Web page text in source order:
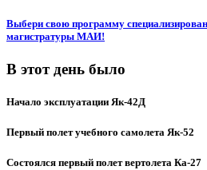
Выбери свою программу
магистратуры МАИ!
В этот день было
Начало эксплуатации Як-42Д
Первый полет учебного самолета Як-52
Состоялся первый полет вертолета Ка-27